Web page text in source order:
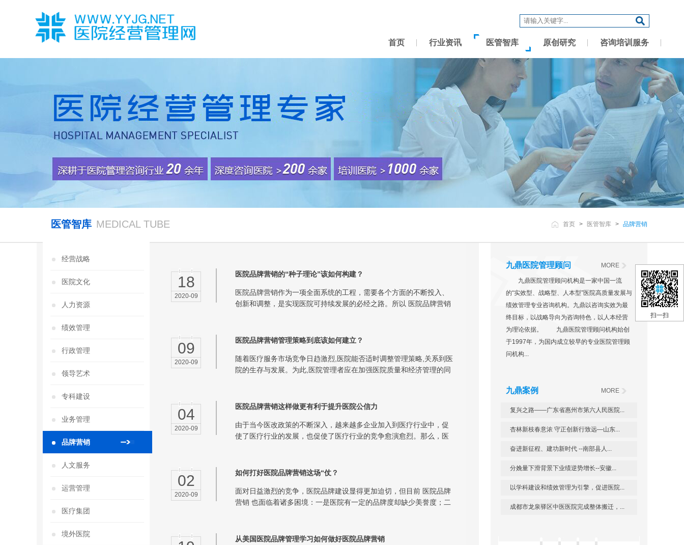
首页 行业资讯 医管智库 原创研究 咨询培训服务
医管智库 MEDICAL TUBE 首页 > 医管智库 > 品牌营销
经营战略
医院文化
人力资源
绩效管理
行政管理
领导艺术
专科建设
业务管理
品牌营销
人文服务
运营管理
医疗集团
境外医院
18
2020-09
医院品牌营销的“种子理论”该如何构建？
医院品牌营销作为一项全面系统的工程，需要各个方面的不断投入、
创新和调整，是实现医院可持续发展的必经之路。所以 医院品牌营销
09
2020-09
医院品牌营销管理策略到底该如何建立？
随着医疗服务市场竞争日趋激烈,医院能否适时调整管理策略,关系到医
院的生存与发展。为此,医院管理者应在加强医院质量和经济管理的同
04
2020-09
医院品牌营销这样做更有利于提升医院公信力
由于当今医改政策的不断深入，越来越多企业加入到医疗行业中，促
使了医疗行业的发展，也促使了医疗行业的竞争愈演愈烈。那么，医
02
2020-09
如何打好医院品牌营销这场“仗？
面对日益激烈的竞争，医院品牌建设显得更加迫切，但目前 医院品牌
营销 也面临着诸多困境：一是医院有一定的品牌度却缺少美誉度；二
从美国医院品牌管理学习如何做好医院品牌营销
九鼎医院管理顾问 MORE
九鼎医院管理顾问机构是一家中国一流
的“实效型、战略型、人本型”医院高质量发展与
绩效管理专业咨询机构。九鼎以咨询实效为最
终目标，以战略导向为咨询特色，以人本经营
为理论依据。 九鼎医院管理顾问机构始创
于1997年，为国内成立较早的专业医院管理顾
问机构...
九鼎案例 MORE
复兴之路——广东省惠州市第六人民医院...
杏林新枝春意浓 守正创新行致远—山东...
奋进新征程、建功新时代 --南部县人...
分娩量下滑背景下业绩逆势增长--安徽...
以学科建设和绩效管理为引擎，促进医院...
成都市龙泉驿区中医医院完成整体搬迁，...
扫一扫